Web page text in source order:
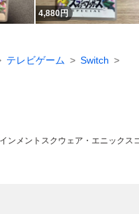
4,880円
テレビゲーム
Switch
ンメント スクウェア・エニックス